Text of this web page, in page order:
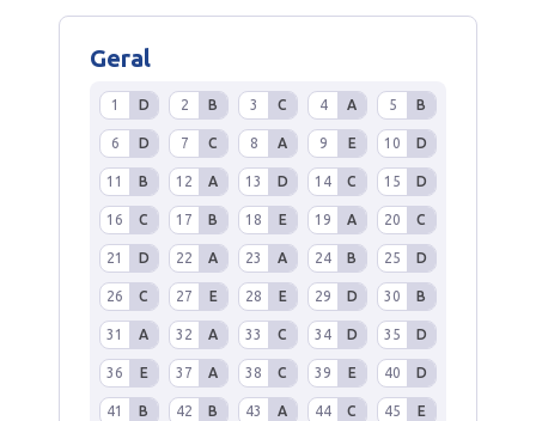
Geral
1 D 2 B 3 C 4 A 5 B
6 D 7 C 8 A 9 E 10 D
11 B 12 A 13 D 14 C 15 D
16 C 17 B 18 E 19 A 20 C
21 D 22 A 23 A 24 B 25 D
26 C 27 E 28 E 29 D 30 B
31 A 32 A 33 C 34 D 35 D
36 E 37 A 38 C 39 E 40 D
41 B 42 B 43 A 44 C 45 E